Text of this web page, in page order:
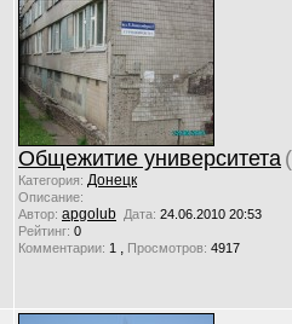
Общежитие университета
Категория: Донецк
Описание:
Автор: apgolub Дата: 24.06.2010 20:53
Рейтинг: 0
Комментарии: 1 , Просмотров: 4917